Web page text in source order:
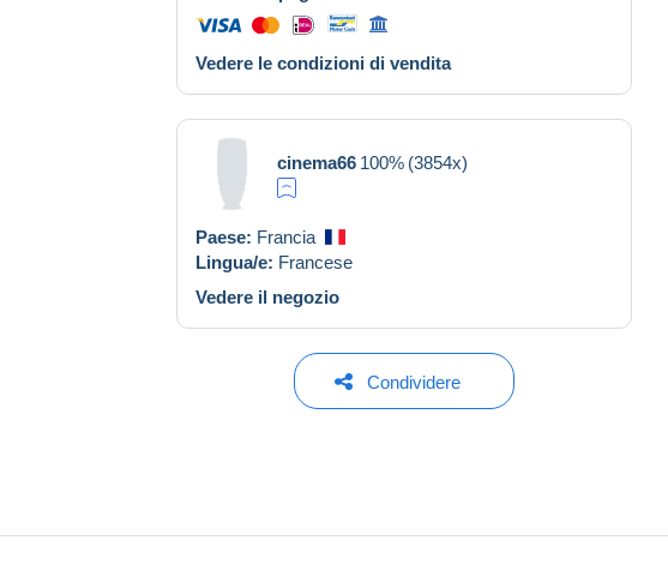
Vedere le condizioni di vendita
cinema66 100% (3854x)
Paese: Francia
Lingua/e: Francese
Vedere il negozio
Condividere